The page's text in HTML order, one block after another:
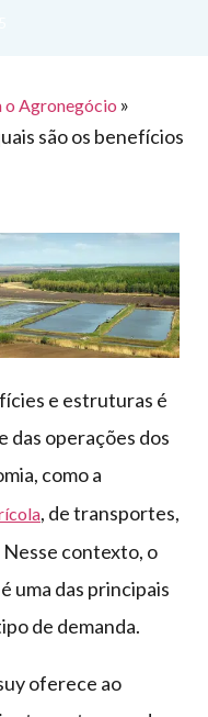
o Agronegócio »
são os benefícios
e estruturas é
das operações dos
como a
, de transportes,
contexto, o
uma das principais
de demanda.
oferece ao